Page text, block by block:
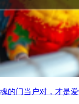
的门当户对，才是